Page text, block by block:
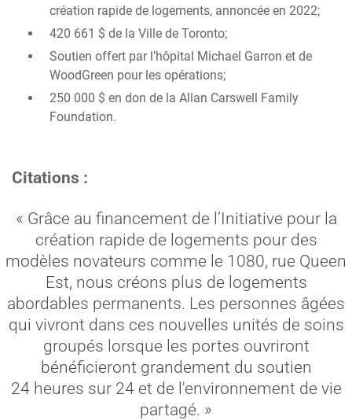
création rapide de logements, annoncée en 2022;
420 661 $ de la Ville de Toronto;
Soutien offert par l’hôpital Michael Garron et de
WoodGreen pour les opérations;
250 000 $ en don de la Allan Carswell Family
Foundation.
Citations :
« Grâce au financement de l’Initiative pour la
création rapide de logements pour des
modèles novateurs comme le 1080, rue Queen
Est, nous créons plus de logements
abordables permanents. Les personnes âgées
qui vivront dans ces nouvelles unités de soins
groupés lorsque les portes ouvriront
bénéficieront grandement du soutien
24 heures sur 24 et de l'environnement de vie
partagé. »